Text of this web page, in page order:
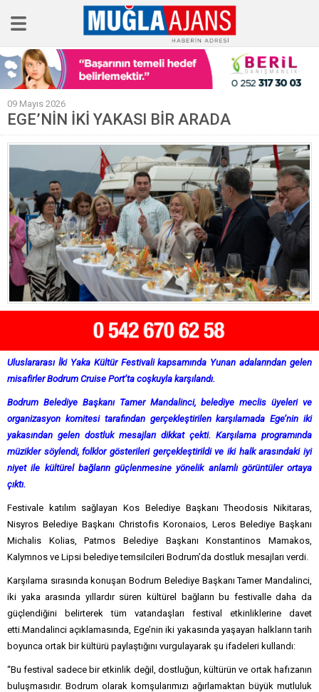
Ana Sayfa
Tüm Haberler
Magazin
Künye
09 Mayıs 2026
EGE’NİN İKİ YAKASI BİR ARADA
Uluslararası İki Yaka Kültür Festivali kapsamında Yunan adalarından gelen
misafirler Bodrum Cruise Port’ta coşkuyla karşılandı.
Bodrum Belediye Başkanı Tamer Mandalinci, belediye meclis üyeleri ve
organizasyon komitesi tarafından gerçekleştirilen karşılamada Ege’nin iki
yakasından gelen dostluk mesajları dikkat çekti. Karşılama programında
müzikler söylendi, folklor gösterileri gerçekleştirildi ve iki halk arasındaki iyi
niyet ile kültürel bağların güçlenmesine yönelik anlamlı görüntüler ortaya
çıktı.
Festivale katılım sağlayan Kos Belediye Başkanı Theodosis Nikitaras,
Nisyros Belediye Başkanı Christofis Koronaios, Leros Belediye Başkanı
Michalis Kolias, Patmos Belediye Başkanı Konstantinos Mamakos,
Kalymnos ve Lipsi belediye temsilcileri Bodrum’da dostluk mesajları verdi.
Karşılama sırasında konuşan Bodrum Belediye Başkanı Tamer Mandalinci,
iki yaka arasında yıllardır süren kültürel bağların bu festivalle daha da
güçlendiğini belirterek tüm vatandaşları festival etkinliklerine davet
etti.Mandalinci açıklamasında, Ege’nin iki yakasında yaşayan halkların tarih
boyunca ortak bir kültürü paylaştığını vurgulayarak şu ifadeleri kullandı:
“Bu festival sadece bir etkinlik değil, dostluğun, kültürün ve ortak hafızanın
buluşmasıdır. Bodrum olarak komşularımızı ağırlamaktan büyük mutluluk